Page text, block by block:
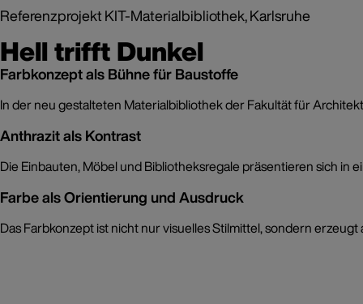
Referenzprojekt KIT-Materialbibliothek, Karlsruhe
Hell trifft Dunkel
Farbkonzept als Bühne für Baustoffe
In der neu gestalteten Materialbibliothek der Fakultät für
Anthrazit als Kontrast
Die Einbauten, Möbel und Bibliotheksregale präsentieren sich
Farbe als Orientierung und Ausdruck
Das Farbkonzept ist nicht nur visuelles Stilmittel, sondern